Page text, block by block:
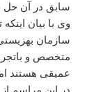
سابق در آن حل
وی با بیان
متخصص و
عمیقی هستند